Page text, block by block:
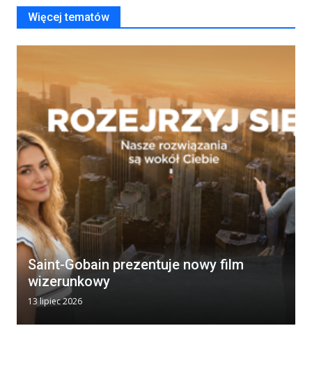
Więcej tematów
Saint-Gobain prezentuje nowy film
wizerunkowy
13 lipiec 2026